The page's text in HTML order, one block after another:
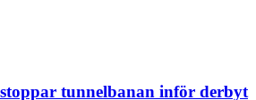
tunnelbanan inför derbyt